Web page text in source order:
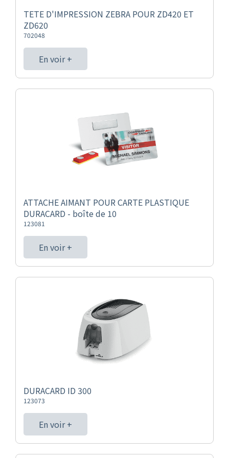
TETE D'IMPRESSION ZEBRA POUR ZD420 ET
ZD620
702048
En voir +
ATTACHE AIMANT POUR CARTE PLASTIQUE
DURACARD - boîte de 10
123081
En voir +
DURACARD ID 300
123073
En voir +